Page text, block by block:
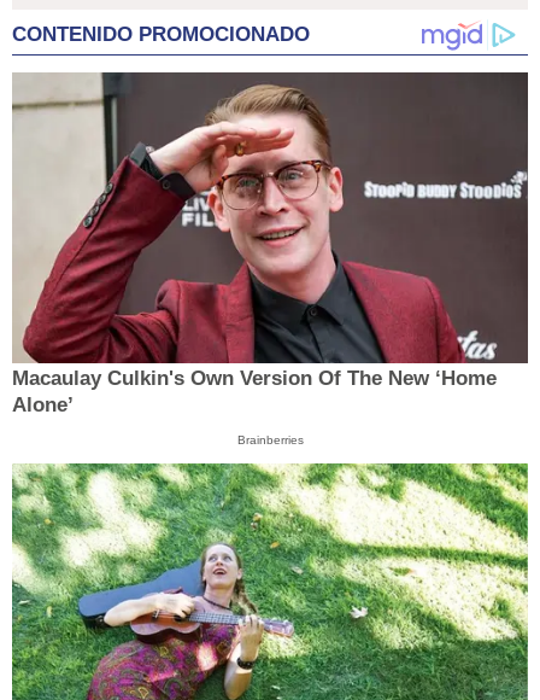
CONTENIDO PROMOCIONADO
Macaulay Culkin's Own Version Of The New ‘Home
Alone’
Brainberries